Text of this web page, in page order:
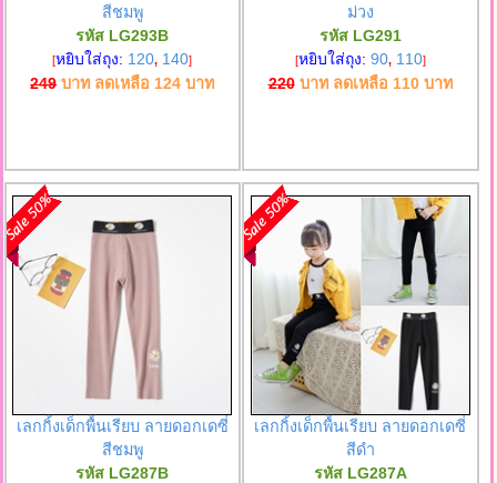
สีชมพู
รหัส LG293B
[หยิบใส่ถุง: 120, 140]
249บาท ลดเหลือ 124 บาท
ม่วง
รหัส LG291
[หยิบใส่ถุง: 90, 110]
220บาท ลดเหลือ 110บาท
เลกกิ้งเด็กพื้นเรียบ ลายดอกเดซี่
สีชมพู
รหัส LG287B
เลกกิ้งเด็กพื้นเรียบ ลายดอกเดซี่
สีดำ
รหัส LG287A